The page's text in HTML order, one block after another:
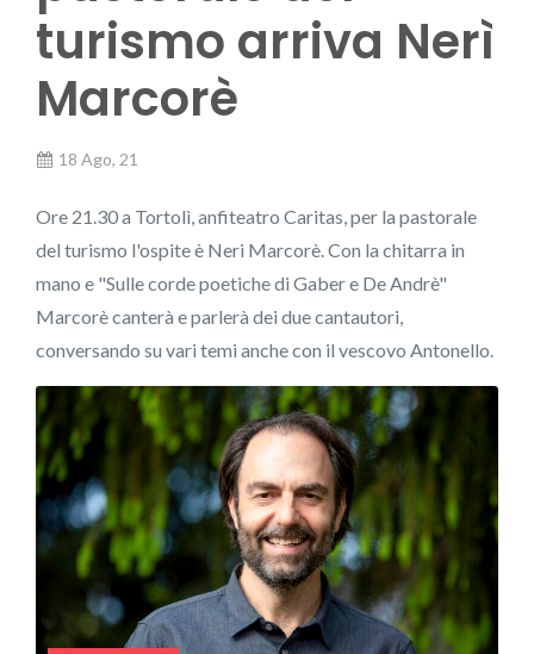
turismo arriva Nerì
Marcorè
18 Ago, 21
Ore 21.30 a Tortolì, anfiteatro Caritas, per la pastorale
del turismo l'ospite è Neri Marcorè. Con la chitarra in
mano e "Sulle corde poetiche di Gaber e De Andrè"
Marcorè canterà e parlerà dei due cantautori,
conversando su vari temi anche con il vescovo Antonello.